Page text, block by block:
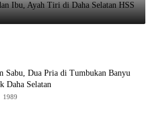
Sabu, Dua Pria di Tumbukan Banyu
Daha Selatan
1989